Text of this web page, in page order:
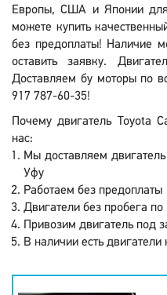
Европы, США и Японии
можете купить
без предоплаты! Наличие
оставить заявку.
Доставляем бу моторы по
917 787-60-35!
Почему двигатель Toyota
нас:
Мы доставляем
Уфу
Работаем без предоплаты
Двигатели без пробега по
Привозим двигатель под
В наличии есть